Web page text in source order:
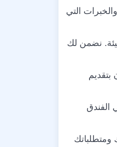
التي
نضمن لك
الفندق
ومتطلباتك